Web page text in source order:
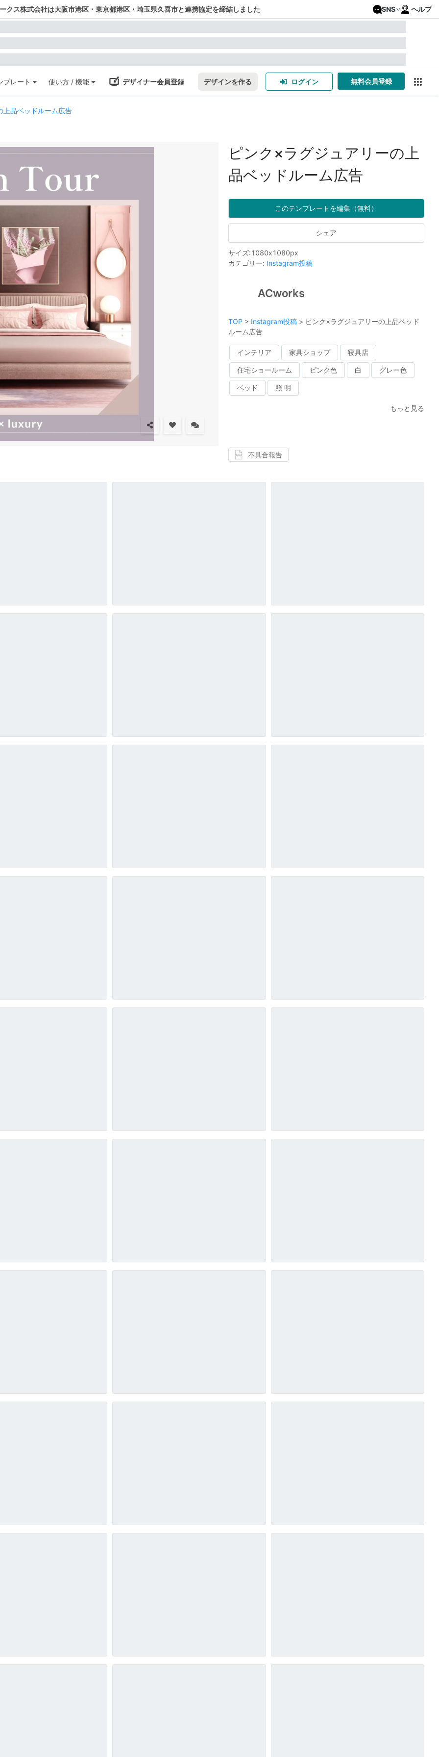
クス株式会社は大阪市港区・東京都港区・埼玉県久喜市と連携協定を締結しました SNS ヘルプ
プレート 使い方 / 機能 デザイナー会員登録 デザインを作る ログイン 無料会員登録
上品ベッドルーム広告
ピンク×ラグジュアリーの上
品ベッドルーム広告
このテンプレートを編集（無料）
シェア
サイズ:1080x1080px
カテゴリー: Instagram投稿
ACworks
TOP > Instagram投稿 > ピンク×ラグジュアリーの上品ベッド
ルーム広告
インテリア 家具ショップ 寝具店
住宅ショールーム ピンク色 白 グレー色
ベッド 照 明
もっと見る
不具合報告